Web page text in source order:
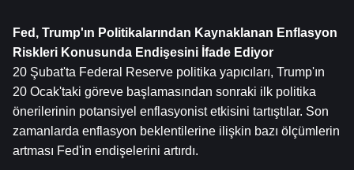
Fed, Trump'ın Politikalarından Kaynaklanan Enflasyon
Riskleri Konusunda Endişesini İfade Ediyor
20 Şubat'ta Federal Reserve politika yapıcıları, Trump'ın
20 Ocak'taki göreve başlamasından sonraki ilk politika
önerilerinin potansiyel enflasyonist etkisini tartıştılar. Son
zamanlarda enflasyon beklentilerine ilişkin bazı ölçümlerin
artması Fed'in endişelerini artırdı.